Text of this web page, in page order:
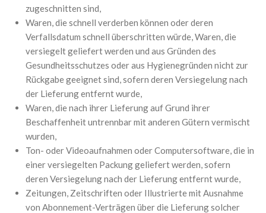
zugeschnitten sind,
Waren, die schnell verderben können oder deren
Verfallsdatum schnell überschritten würde, Waren, die
versiegelt geliefert werden und aus Gründen des
Gesundheitsschutzes oder aus Hygienegründen nicht zur
Rückgabe geeignet sind, sofern deren Versiegelung nach
der Lieferung entfernt wurde,
Waren, die nach ihrer Lieferung auf Grund ihrer
Beschaffenheit untrennbar mit anderen Gütern vermischt
wurden,
Ton- oder Videoaufnahmen oder Computersoftware, die in
einer versiegelten Packung geliefert werden, sofern
deren Versiegelung nach der Lieferung entfernt wurde,
Zeitungen, Zeitschriften oder Illustrierte mit Ausnahme
von Abonnement-Verträgen über die Lieferung solcher